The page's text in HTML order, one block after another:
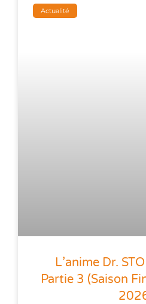
Actualité
L’anime Dr.
Partie 3 (saison